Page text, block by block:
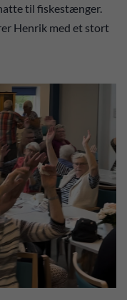
til fiskestænger.
Henrik med et stort